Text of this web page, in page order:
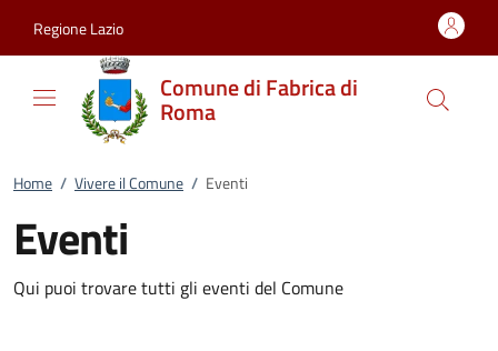
Regione Lazio
Comune di Fabrica di
Roma
Home / Vivere il Comune / Eventi
Eventi
Qui puoi trovare tutti gli eventi del Comune